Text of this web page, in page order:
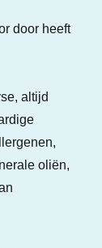
door heeft
altijd
oliën,